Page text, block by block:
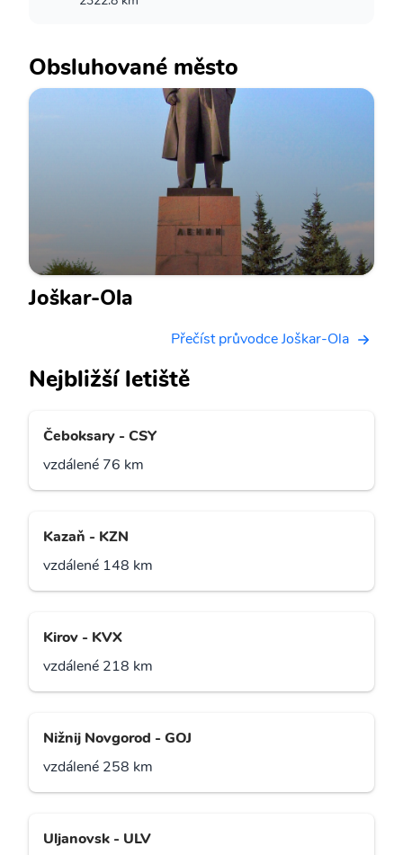
Obsluhované město
Joškar-Ola
Přečíst průvodce Joškar-Ola
Nejbližší letiště
Čeboksary - CSY
vzdálené 76 km
Kazaň - KZN
vzdálené 148 km
Kirov - KVX
vzdálené 218 km
Nižnij Novgorod - GOJ
vzdálené 258 km
Uljanovsk - ULV